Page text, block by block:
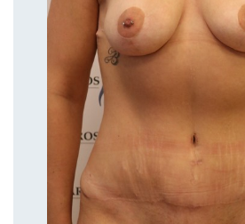
Øre-næse-hals